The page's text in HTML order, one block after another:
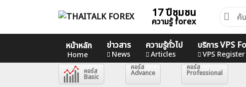
content
17 ปีชุมชน
ความรู้ forex
ค้นหา
สำหรับ:
หน้าหลัก
Home
ข่าวสาร
News
ความรู้ทั่วไป
Articles
บริการ VPS
VPS Register
คอร์ส
Basic
คอร์ส
Advance
คอร์ส
Professional